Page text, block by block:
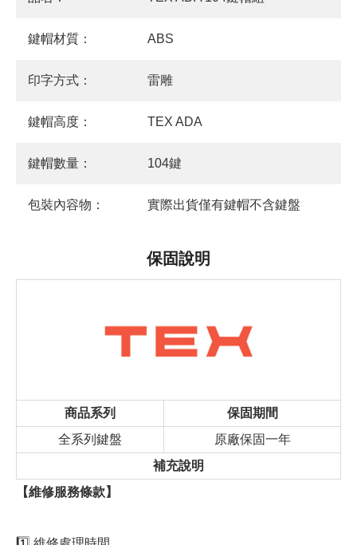
鍵帽材質： ABS
印字方式： 雷雕
鍵帽高度： TEX ADA
鍵帽數量： 104鍵
包裝內容物： 實際出貨僅有鍵帽不含鍵盤
保固說明
商品系列
保固期間
全系列鍵盤
原廠保固一年
補充說明
【維修服務條款】